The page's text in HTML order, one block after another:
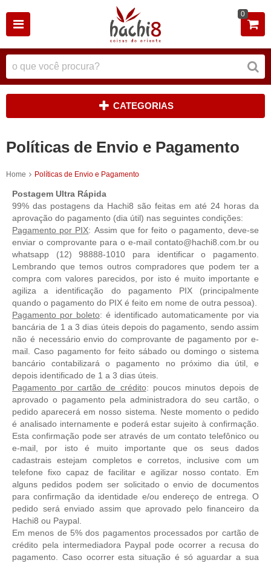
0
CATEGORIAS
Políticas de Envio e Pagamento
Home Políticas de Envio e Pagamento
Postagem Ultra Rápida
99% das postagens da Hachi8 são feitas em até 24 horas da
aprovação do pagamento (dia útil) nas seguintes condições:
Pagamento por PIX: Assim que for feito o pagamento, deve-se
enviar o comprovante para o e-mail contato@hachi8.com.br ou
whatsapp (12) 98888-1010 para identificar o pagamento.
Lembrando que temos outros compradores que podem ter a
compra com valores parecidos, por isto é muito importante e
agiliza a identificação do pagamento PIX (principalmente
quando o pagamento do PIX é feito em nome de outra pessoa).
Pagamento por boleto: é identificado automaticamente por via
bancária de 1 a 3 dias úteis depois do pagamento, sendo assim
não é necessário envio do comprovante de pagamento por e-
mail. Caso pagamento for feito sábado ou domingo o sistema
bancário contabilizará o pagamento no próximo dia útil, e
depois identificado de 1 a 3 dias úteis.
Pagamento por cartão de crédito: poucos minutos depois de
aprovado o pagamento pela administradora do seu cartão, o
pedido aparecerá em nosso sistema. Neste momento o pedido
é analisado internamente e poderá estar sujeito à confirmação.
Esta confirmação pode ser através de um contato telefônico ou
e-mail, por isto é muito importante que os seus dados
cadastrais estejam completos e corretos, inclusive com um
telefone fixo capaz de facilitar e agilizar nosso contato. Em
alguns pedidos podem ser solicitado o envio de documentos
para confirmação da identidade e/ou endereço de entrega. O
pedido será enviado assim que aprovado pelo financeiro da
Hachi8 ou Paypal.
Em menos de 5% dos pagamentos processados por cartão de
crédito pela intermediadora Paypal pode ocorrer a recusa do
pagamento . Caso ocorrer esta situação é só aguardar a sua